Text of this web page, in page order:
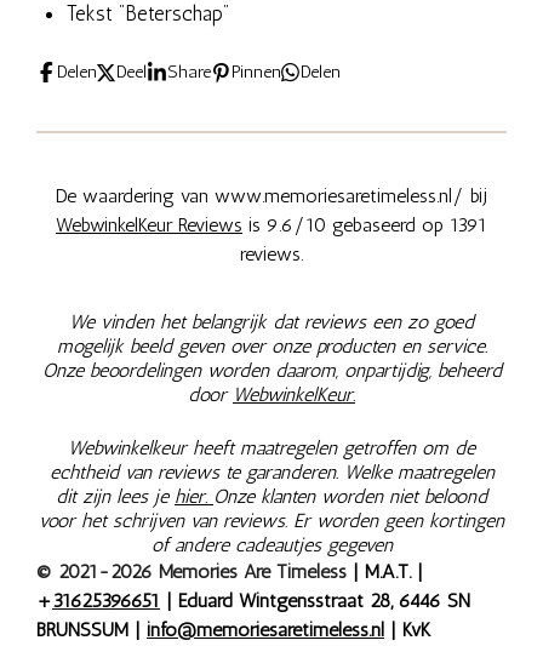
Tekst "Beterschap"
Delen Deel Share Pinnen Delen
De waardering van www.memoriesaretimeless.nl/ bij
WebwinkelKeur Reviews is 9.6/10 gebaseerd op 1391
reviews.
We vinden het belangrijk dat reviews een zo goed
mogelijk beeld geven over onze producten en service.
Onze beoordelingen worden daarom, onpartijdig, beheerd
door WebwinkelKeur.
Webwinkelkeur heeft maatregelen getroffen om de
echtheid van reviews te garanderen. Welke maatregelen
dit zijn lees je hier. Onze klanten worden niet beloond
voor het schrijven van reviews. Er worden geen kortingen
of andere cadeautjes gegeven
© 2021-2026 Memories Are Timeless | M.A.T. |
+31625396651
| Eduard Wintgensstraat 28, 6446 SN
BRUNSSUM | info@memoriesaretimeless.nl
| KvK